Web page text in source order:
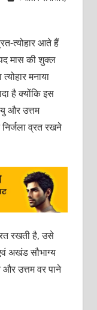
त्‍योहार आते हैं
मास की शुक्‍ल
मनाया
है क्‍योंकि इस
और उत्तम
व्रत रखने
रखती है, उसे
अखंड सौभाग्‍य
और उत्तम वर पाने